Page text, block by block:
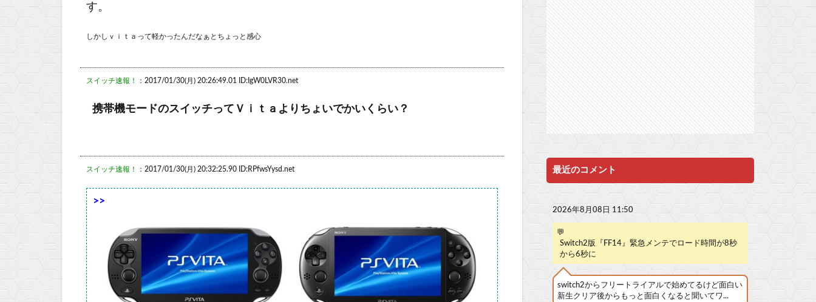
す。
しかしｖｉｔａって軽かったんだなぁとちょっと感心
スイッチ速報！ ：2017/01/30(月) 20:26:49.01 ID:IgW0LVR30.net
携帯機モードのスイッチってＶｉｔａよりちょいでかいくらい？
スイッチ速報！ ：2017/01/30(月) 20:32:25.90 ID:RPfwsYysd.net
>>
最近のコメント
2026年8月08日 11:50
💬
Switch2版『FF14』緊急メンテでロード時間が8秒
から6秒に
switch2からフリートライアルで始めてるけど面白い
新生クリア後からもっと面白くなると聞いてワ...